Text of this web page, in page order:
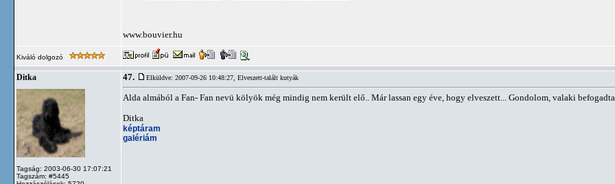
www.bouvier.hu
Kiváló dolgozó
Ditka
Tagság: 2003-06-30 17:07:21
Tagszám: #5445
47. Elküldve: 2007-09-26 10:48:27, Elveszett-talált kutyák
Alda almából a Fan- Fan nevü kölyök még mindig nem került elő.. Már lassan egy éve, hogy elveszett... Gondolom, valaki
Ditka
képtáram
galériám